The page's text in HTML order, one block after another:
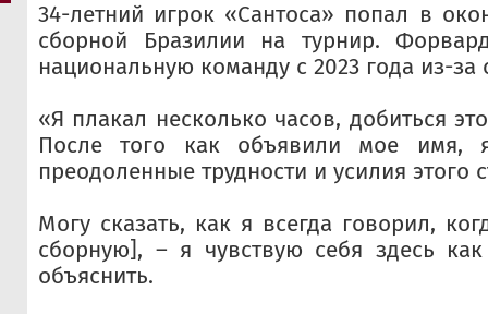
34-летний игрок «Сантоса» попал в
сборной Бразилии на турнир.
национальную команду с 2023 года из-за
«Я плакал несколько часов, добиться
После того как объявили мое имя,
преодоленные трудности и усилия этого
Могу сказать, как я всегда говорил,
сборную], – я чувствую себя здесь
объяснить.